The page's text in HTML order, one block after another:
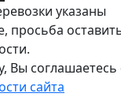
указаны
просьба
Вы соглашаетесь
сайта